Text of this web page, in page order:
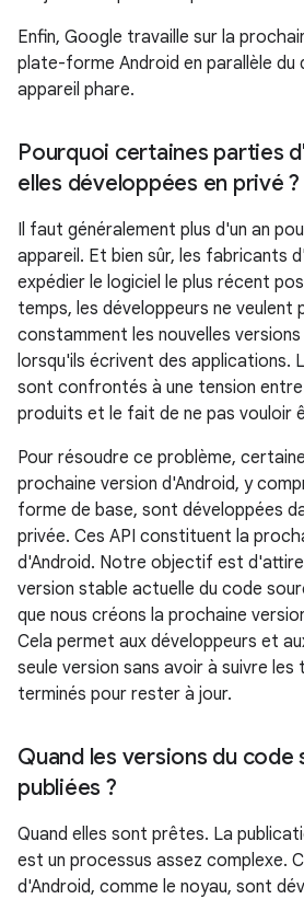
Enfin, Google travaille sur la
plate-forme Android en parallèle du
appareil phare.
Pourquoi certaines parties
elles développées en privé ?
Il faut généralement plus d'un an
appareil. Et bien sûr, les fabricants
expédier le logiciel le plus récent
temps, les développeurs ne veulent
constamment les nouvelles
lorsqu'ils écrivent des applications.
sont confrontés à une tension
produits et le fait de ne pas vouloir
Pour résoudre ce problème,
prochaine version d'Android, y
forme de base, sont développées
privée. Ces API constituent la
d'Android. Notre objectif est
version stable actuelle du code
que nous créons la prochaine
Cela permet aux développeurs et
seule version sans avoir à suivre
terminés pour rester à jour.
Quand les versions du
publiées ?
Quand elles sont prêtes. La
est un processus assez complexe.
d'Android, comme le noyau, sont